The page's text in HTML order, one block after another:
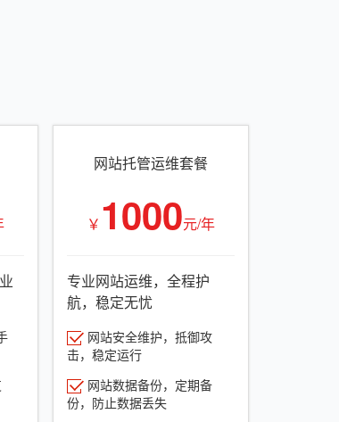
网站托管运维套餐
￥ 1000元/年
专业网站运维，全程护
航，稳定无忧
网站安全维护，抵御攻
击，稳定运行
网站数据备份，定期备
份，防止数据丢失